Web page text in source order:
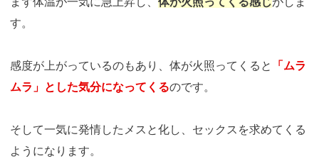
す。
感度が上がっているのもあり、体が火照ってくると
「ムラ
ムラ」とした気分になってくるのです。
そして一気に発情したメスと化し、セックスを求めてくる
ようになります。